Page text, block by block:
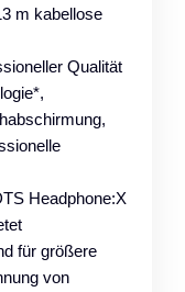
m kabellose
Qualität
Headphone:X
für größere
von